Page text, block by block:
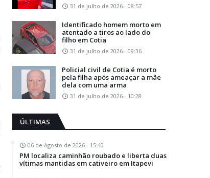
31 de julho de 2026 - 08:57
Identificado homem morto em
atentado a tiros ao lado do
filho em Cotia
31 de julho de 2026 - 09:36
Policial civil de Cotia é morto
pela filha após ameaçar a mãe
dela com uma arma
31 de julho de 2026 - 10:28
ÚLTIMAS
06 de Agosto de 2026 - 15:40
PM localiza caminhão roubado e liberta duas
vítimas mantidas em cativeiro em Itapevi